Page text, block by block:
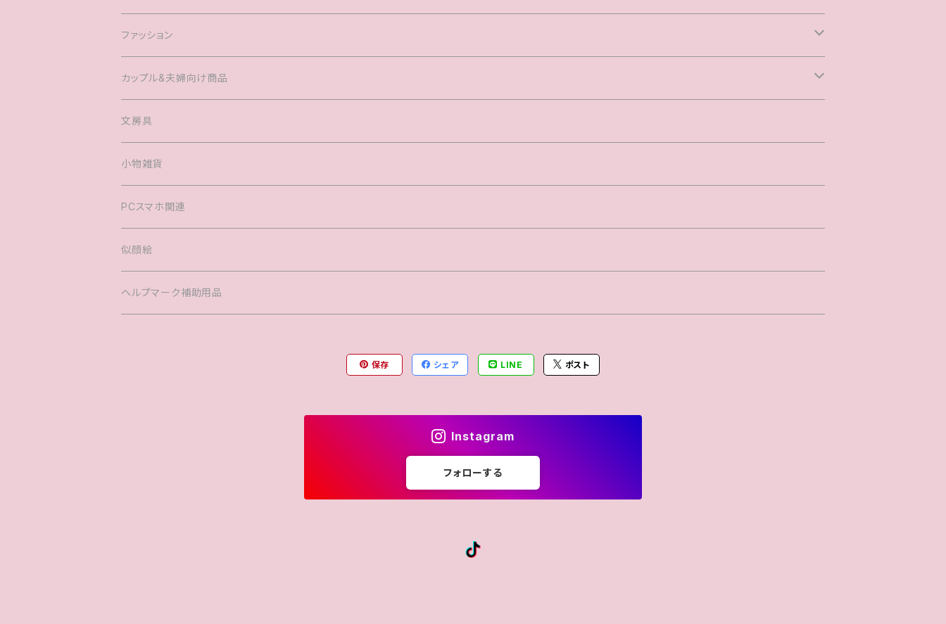
ファッション
Tシャツ
キャップ
ヘアアクセサリー
バック
キッズTシャツ
カップル&夫婦向け商品
マグカップル®️
婚姻届
文房具
小物雑貨
PCスマホ関連
似顔絵
ヘルプマーク補助用品
保存 シェア LINE ポスト
Instagram
フォローする